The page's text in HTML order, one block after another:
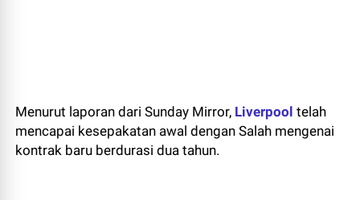
Menurut laporan dari Sunday Mirror, Liverpool telah
mencapai kesepakatan awal dengan Salah mengenai
kontrak baru berdurasi dua tahun.